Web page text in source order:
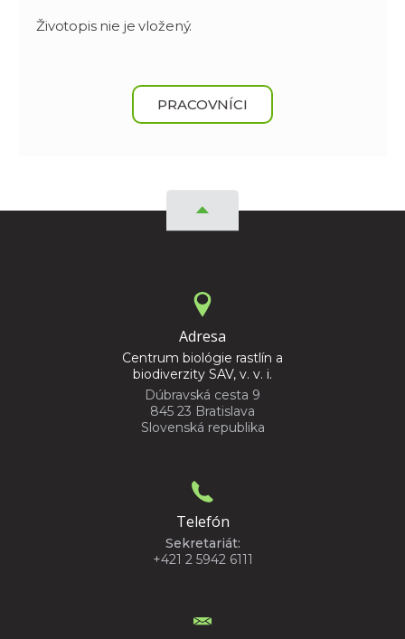
Životopis nie je vložený.
PRACOVNÍCI
Adresa
Centrum biológie rastlín a
biodiverzity SAV, v. v. i.
Dúbravská cesta 9
845 23 Bratislava
Slovenská republika
Telefón
Sekretariát:
+421 2 5942 6111